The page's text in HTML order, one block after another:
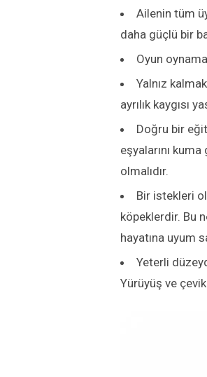
Ailenin tüm
daha güçlü bir
Oyun
Yalnız
ayrılık kaygısı
Doğru bir
eşyalarını
olmalıdır.
Bir istekleri
köpeklerdir. Bu
hayatına uyum
Yeterli
Yürüyüş ve